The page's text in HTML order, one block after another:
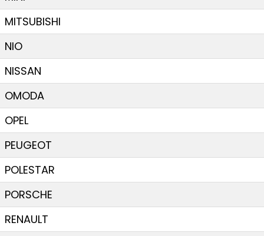
MITSUBISHI
NIO
NISSAN
OMODA
OPEL
PEUGEOT
POLESTAR
PORSCHE
RENAULT